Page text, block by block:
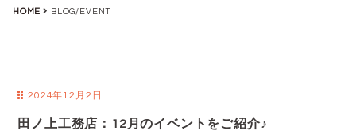
HOME BLOG/EVENT
2024年12月2日
田ノ上工務店：12月のイベントをご紹介♪